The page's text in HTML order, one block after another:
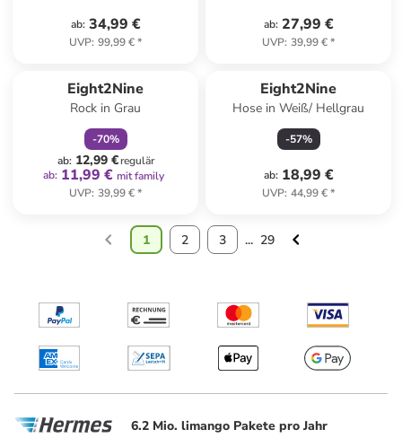
ab: 34,99 €
UVP: 99,99 €*
ab: 27,99 €
UVP: 39,99 €*
Eight2Nine
Rock in Grau
-70%
ab: 12,99 €regulär
ab: 11,99 € mit family
UVP: 39,99 €*
Eight2Nine
Hose in Weiß/ Hellgrau
-57%
ab: 18,99 €
UVP: 44,99 €*
1 2 3 ... 29
6.2 Mio. limango Pakete pro Jahr